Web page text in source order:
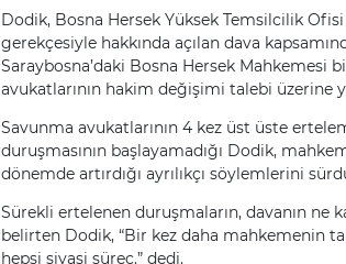
Dodik, Bosna Hersek Yüksek Temsilcilik Ofisi
gerekçesiyle hakkında açılan dava
Saraybosna’daki Bosna Hersek Mahkemesi
avukatlarının hakim değişimi talebi üzerine
Savunma avukatlarının 4 kez üst üste
duruşmasının başlayamadığı Dodik,
dönemde artırdığı ayrılıkçı söylemlerini
Sürekli ertelenen duruşmaların, davanın ne
belirten Dodik, “Bir kez daha mahkemenin
hepsi siyasi süreç.” dedi.